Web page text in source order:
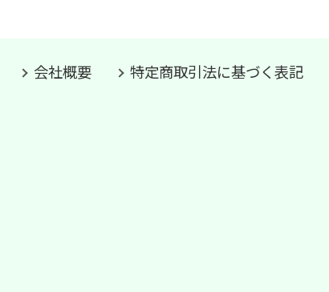
会社概要 特定商取引法に基づく表記